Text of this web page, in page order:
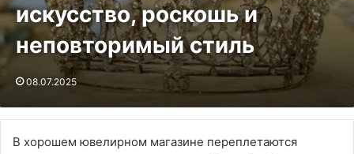
искусство, роскошь и
неповторимый стиль
08.07.2025
В хорошем ювелирном магазине переплетаются